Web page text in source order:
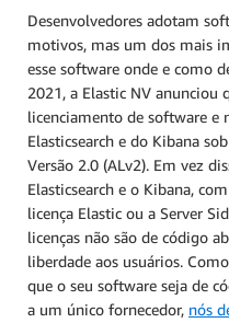
Desenvolvedores adotam
motivos, mas um dos mais
esse software onde e como
2021, a Elastic NV anunciou
licenciamento de software e
Elasticsearch e do Kibana
Versão 2.0 (ALv2). Em vez
Elasticsearch e o Kibana,
licença Elastic ou a Server
licenças não são de código
liberdade aos usuários.
que o seu software seja de
a um único fornecedor, nós